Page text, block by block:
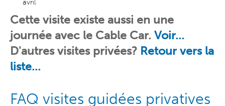
avril
Cette visite existe aussi en une
journée avec le Cable Car. Voir...
D'autres visites privées? Retour vers la
liste...
FAQ visites guidées privatives